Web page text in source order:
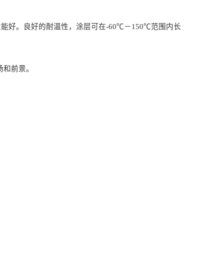
好。良好的耐温性，涂层可在-60℃－150℃范围内长
前景。